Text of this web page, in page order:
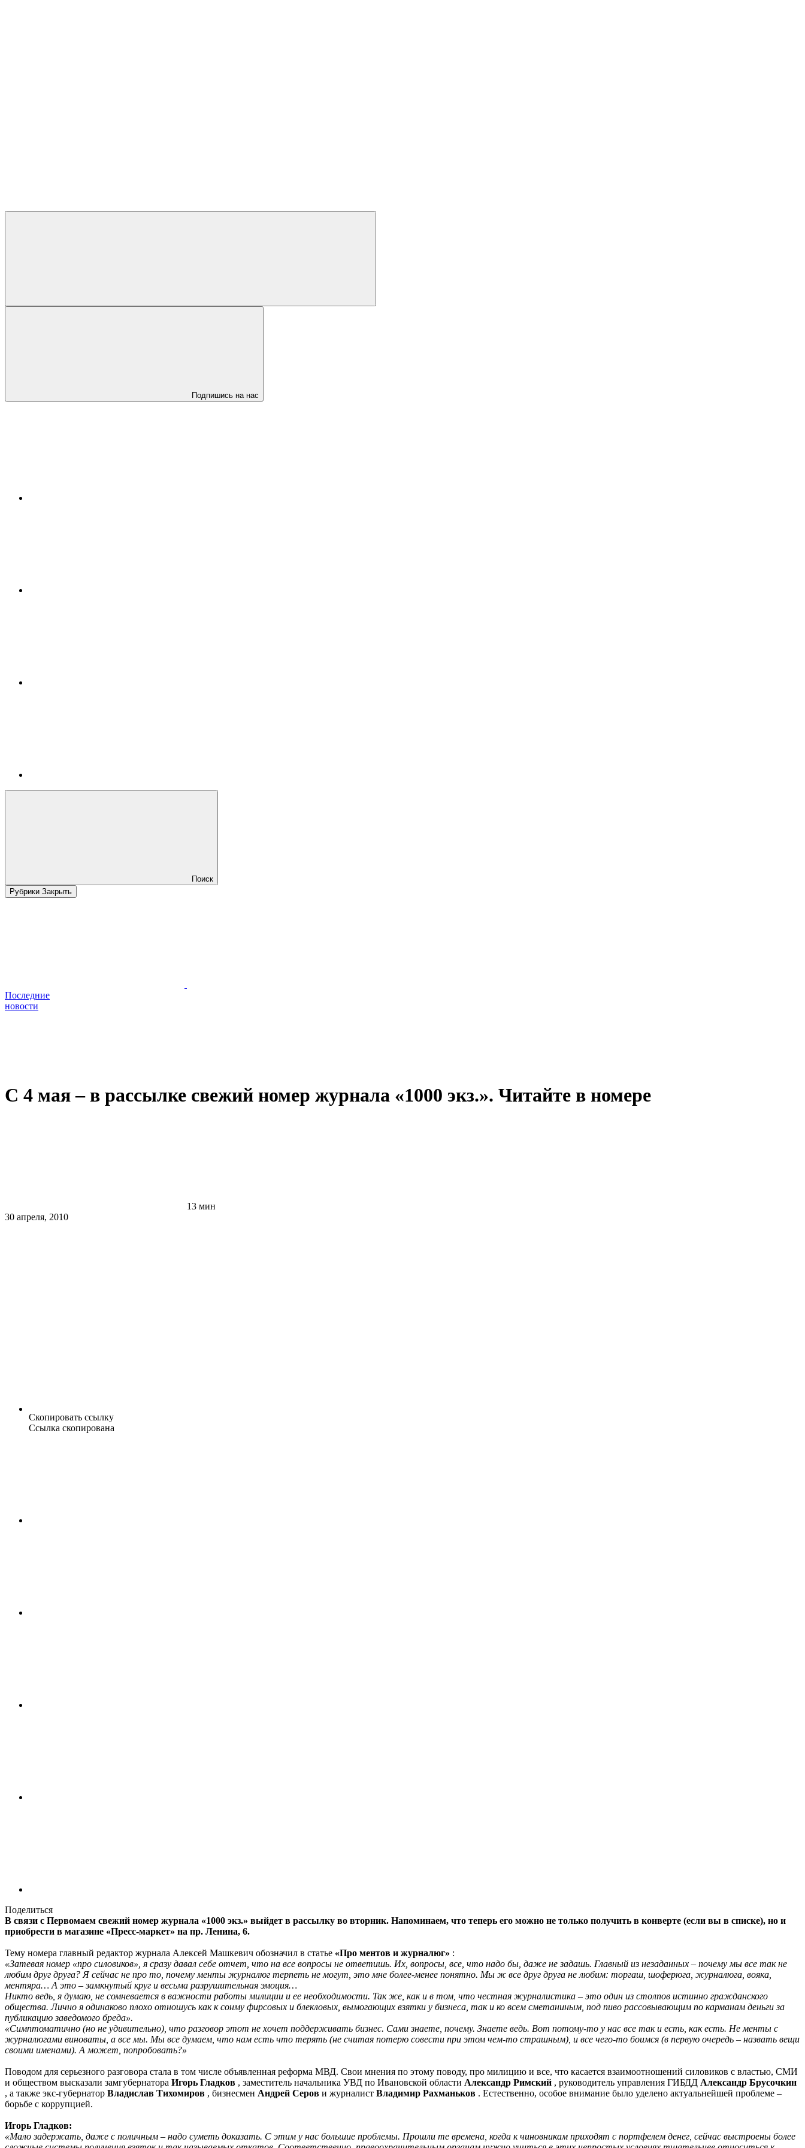
Подпишись на нас
Поиск
Рубрики Закрыть
Последние
новости
С 4 мая – в рассылке свежий номер журнала «1000 экз.». Читайте в номере
13 мин
30 апреля, 2010
Скопировать ссылку
Ссылка скопирована
Поделиться
В связи с Первомаем свежий номер журнала «1000 экз.» выйдет в рассылку во вторник. Напоминаем, что теперь его можно не только получить в конверте (если вы в списке), но и
приобрести в магазине «Пресс-маркет» на пр. Ленина, 6.
Тему номера главный редактор журнала Алексей Машкевич обозначил в статье «Про ментов и журналюг» :
«Затевая номер «про силовиков», я сразу давал себе отчет, что на все вопросы не ответишь. Их, вопросы, все, что надо бы, даже не задашь. Главный из незаданных – почему мы все так не
любим друг друга? Я сейчас не про то, почему менты журналюг терпеть не могут, это мне более-менее понятно. Мы ж все друг друга не любим: торгаш, шоферюга, журналюга, вояка,
ментяра… А это – замкнутый круг и весьма разрушительная эмоция…
Никто ведь, я думаю, не сомневается в важности работы милиции и ее необходимости. Так же, как и в том, что честная журналистика – это один из столпов истинно гражданского
общества. Лично я одинаково плохо отношусь как к сонму фирсовых и блекловых, вымогающих взятки у бизнеса, так и ко всем сметаниным, под пиво рассовывающим по карманам деньги за
публикацию заведомого бреда».
«Симптоматично (но не удивительно), что разговор этот не хочет поддерживать бизнес. Сами знаете, почему. Знаете ведь. Вот потому-то у нас все так и есть, как есть. Не менты с
журналюгами виноваты, а все мы. Мы все думаем, что нам есть что терять (не считая потерю совести при этом чем-то страшным), и все чего-то боимся (в первую очередь – назвать вещи
своими именами). А может, попробовать?»
Поводом для серьезного разговора стала в том числе объявленная реформа МВД. Свои мнения по этому поводу, про милицию и все, что касается взаимоотношений силовиков с властью, СМИ
и обществом высказали замгубернатора Игорь Гладков , заместитель начальника УВД по Ивановской области Александр Римский , руководитель управления ГИБДД Александр Брусочкин
, а также экс-губернатор Владислав Тихомиров , бизнесмен Андрей Серов и журналист Владимир Рахманьков . Естественно, особое внимание было уделено актуальнейшей проблеме –
борьбе с коррупцией.
Игорь Гладков:
«Мало задержать, даже с поличным – надо суметь доказать. С этим у нас большие проблемы. Прошли те времена, когда к чиновникам приходят с портфелем денег, сейчас выстроены более